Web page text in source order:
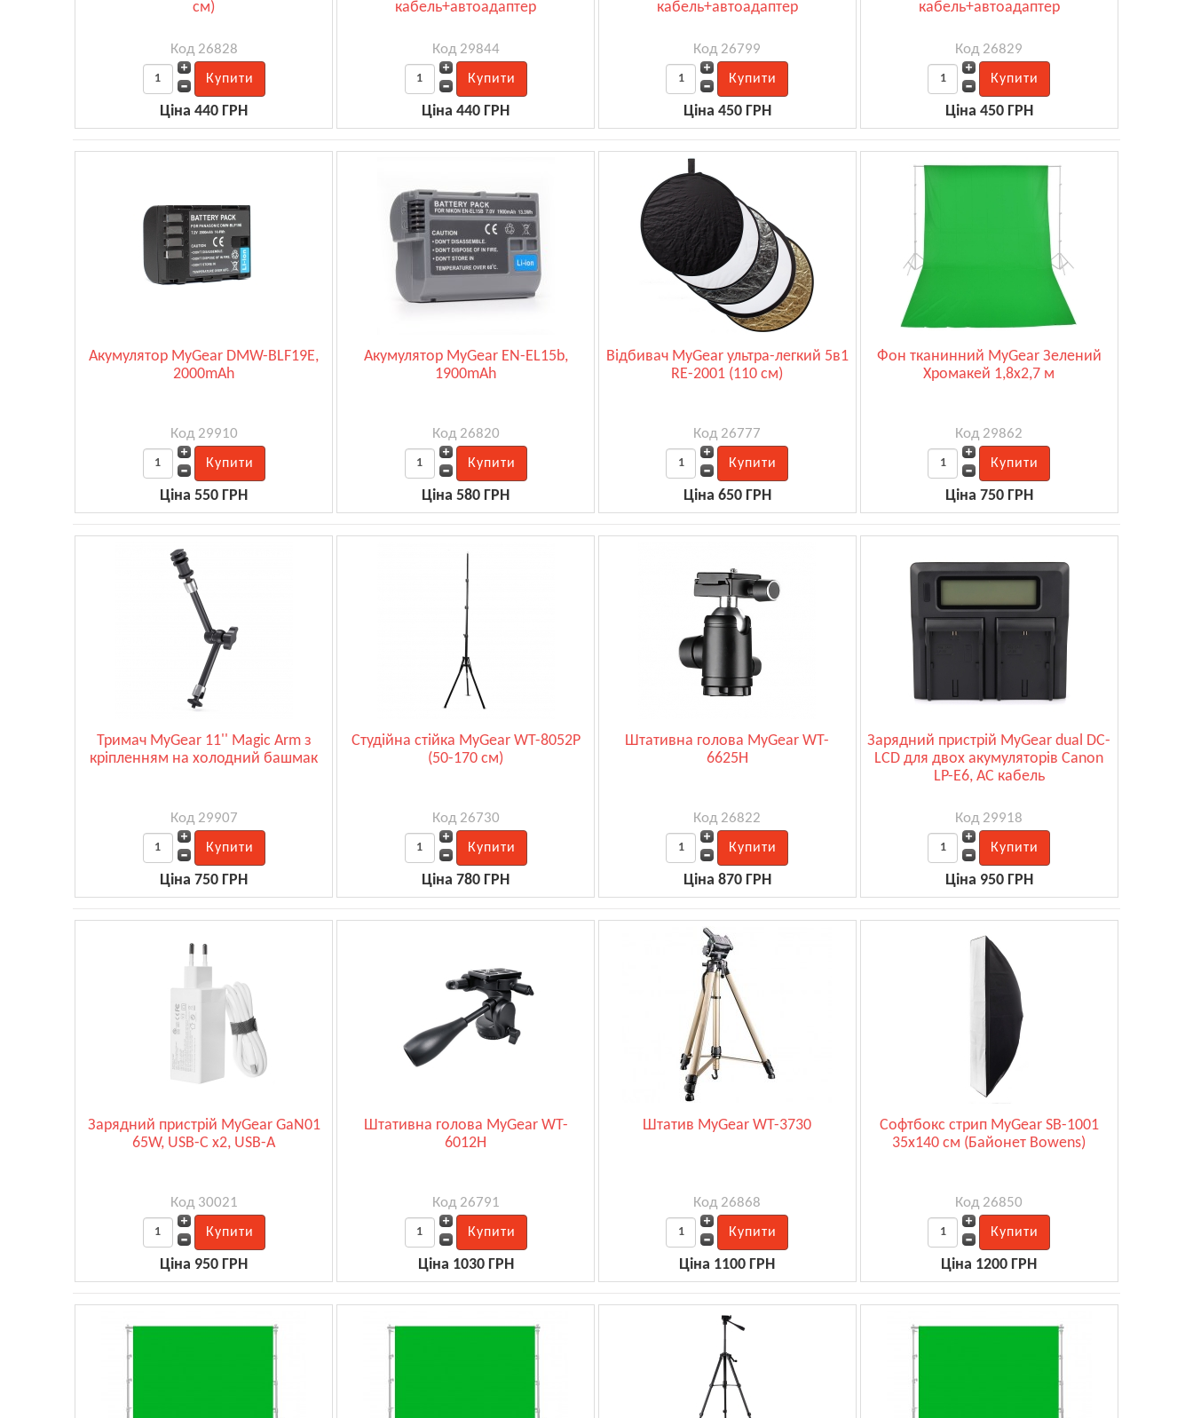
см)
Код 26828
Ціна 440 ГРН
кабель+автоадаптер
Код 29844
Ціна 440 ГРН
кабель+автоадаптер
Код 26799
Ціна 450 ГРН
кабель+автоадаптер
Код 26829
Ціна 450 ГРН
Акумулятор MyGear DMW-BLF19E,
2000mAh
Код 29910
Ціна 550 ГРН
Акумулятор MyGear EN-EL15b,
1900mAh
Код 26820
Ціна 580 ГРН
Відбивач MyGear ультра-легкий 5в1
RE-2001 (110 см)
Код 26777
Ціна 650 ГРН
Фон тканинний MyGear Зелений
Хромакей 1,8x2,7 м
Код 29862
Ціна 750 ГРН
Тримач MyGear 11'' Magic Arm з
кріпленням на холодний башмак
Код 29907
Ціна 750 ГРН
Студійна стійка MyGear WT-8052P
(50-170 см)
Код 26730
Ціна 780 ГРН
Штативна голова MyGear WT-
6625H
Код 26822
Ціна 870 ГРН
Зарядний пристрій MyGear dual DC-
LCD для двох акумуляторів Canon
LP-E6, AC кабель
Код 29918
Ціна 950 ГРН
Зарядний пристрій MyGear GaN01
65W, USB-C x2, USB-A
Код 30021
Ціна 950 ГРН
Штативна голова MyGear WT-
6012H
Код 26791
Ціна 1030 ГРН
Штатив MyGear WT-3730
Код 26868
Ціна 1100 ГРН
Софтбокс стрип MyGear SB-1001
35x140 см (Байонет Bowens)
Код 26850
Ціна 1200 ГРН